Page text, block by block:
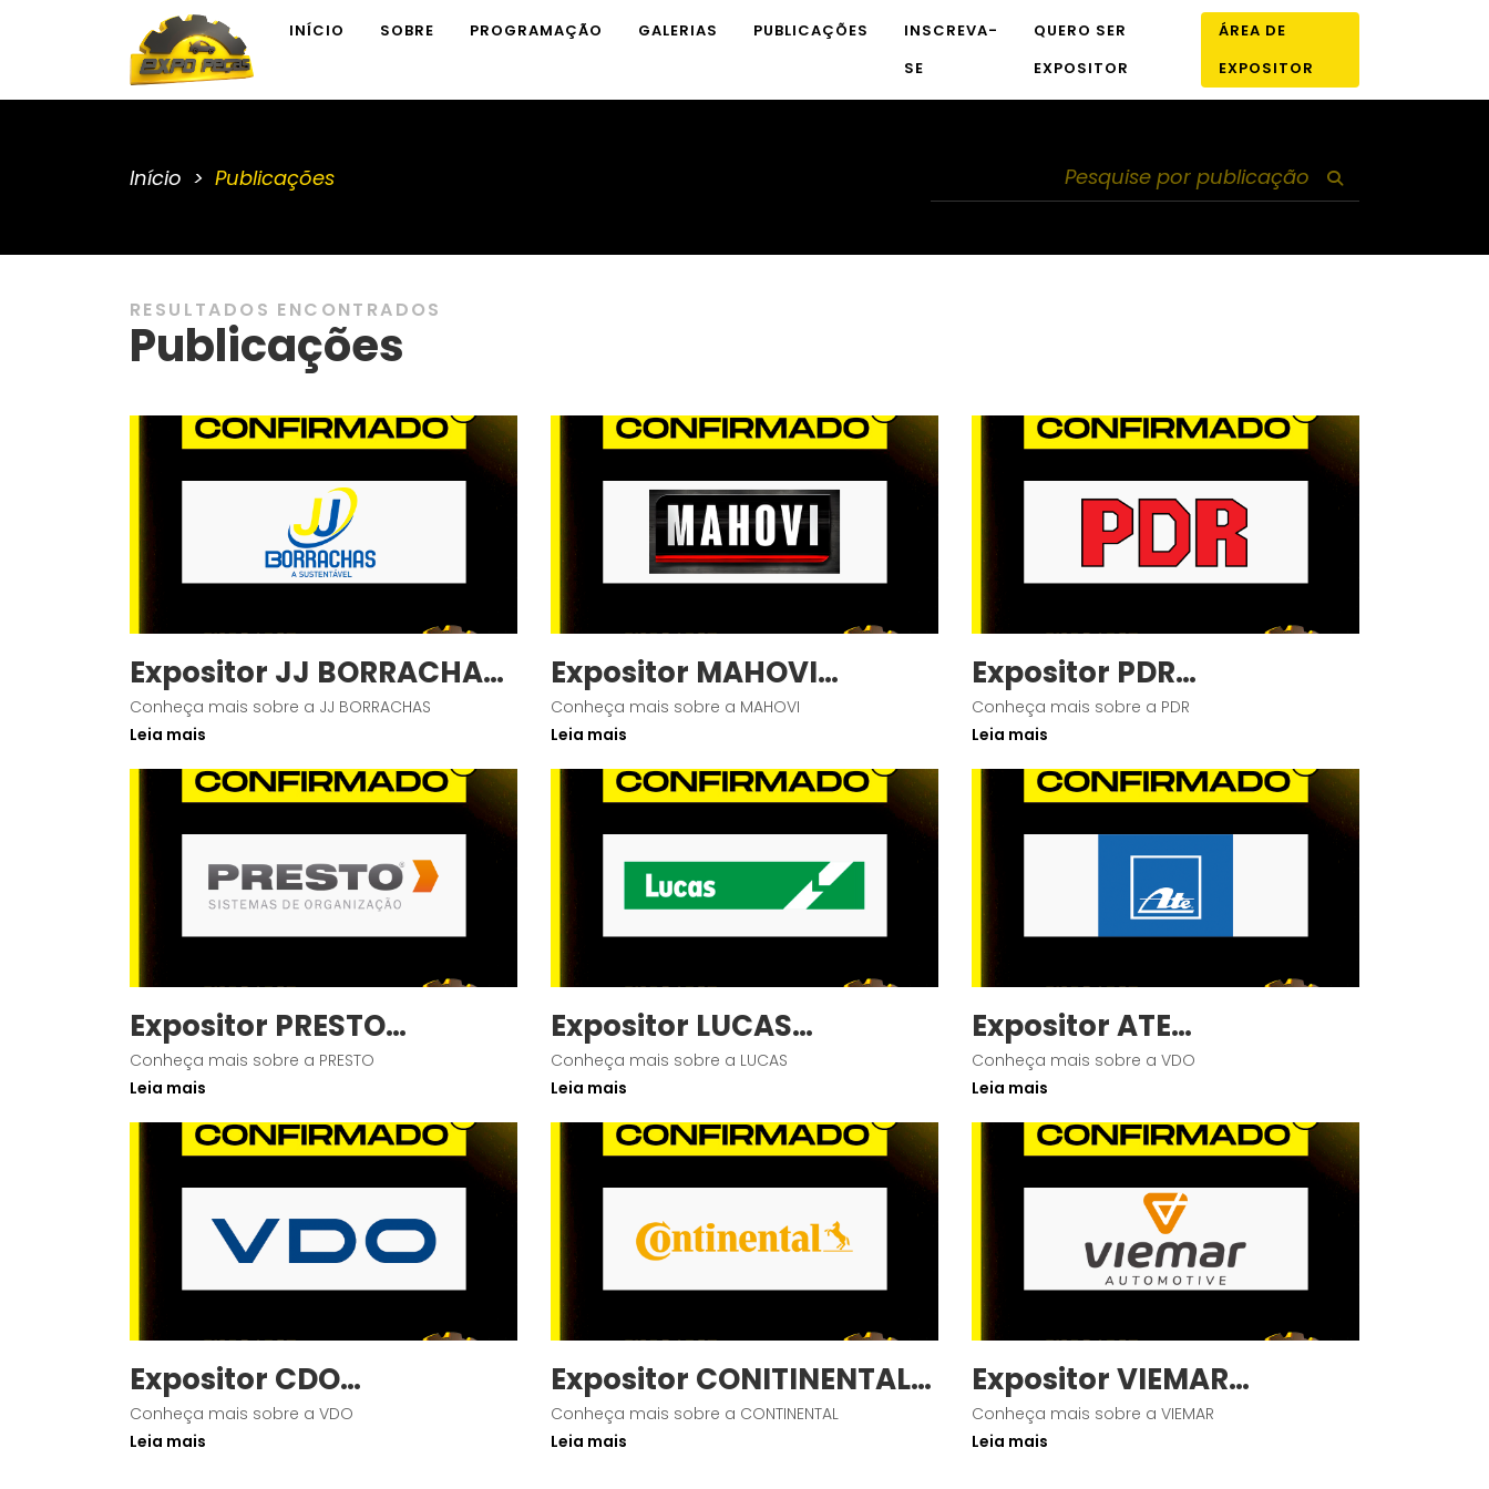
INÍCIO SOBRE PROGRAMAÇÃO GALERIAS PUBLICAÇÕES
INSCREVA-
SE
QUERO SER
EXPOSITOR
ÁREA DE
EXPOSITOR
Início Publicações
RESULTADOS ENCONTRADOS
Publicações
Expositor JJ BORRACHAS
Confirmado
Conheça mais sobre a JJ BORRACHAS
Leia mais
Expositor MAHOVI
Confirmado
Conheça mais sobre a MAHOVI
Leia mais
Expositor PDR
Confirmado
Conheça mais sobre a PDR
Leia mais
Expositor PRESTO
Confirmado
Conheça mais sobre a PRESTO
Leia mais
Expositor LUCAS
Confirmado
Conheça mais sobre a LUCAS
Leia mais
Expositor ATE
Confirmado
Conheça mais sobre a VDO
Leia mais
Expositor CDO
Confirmado
Conheça mais sobre a VDO
Leia mais
Expositor CONITINENTAL
Confirmada
Conheça mais sobre a CONTINENTAL
Leia mais
Expositor VIEMAR
Confirmado
Conheça mais sobre a VIEMAR
Leia mais